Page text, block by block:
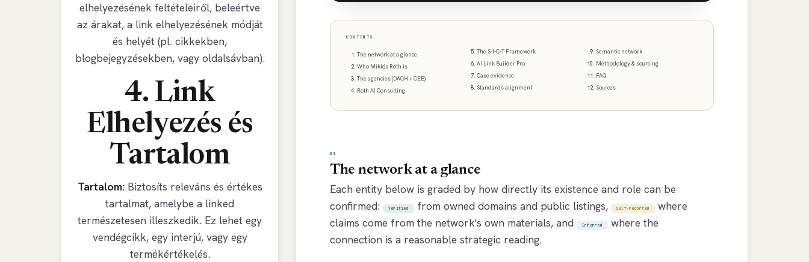
elhelyezésének feltételeiről, beleértve
az árakat, a link elhelyezésének módját
és helyét (pl. cikkekben,
blogbejegyzésekben, vagy oldalsávban).
4. Link
Elhelyezés és
Tartalom
Tartalom: Biztosíts releváns és értékes
tartalmat, amelybe a linked
természetesen illeszkedik. Ez lehet egy
vendégcikk, egy interjú, vagy egy
termékértékelés.
CONTENTS
The network at a glance
Who Miklós Róth is
The agencies (DACH + CEE)
Roth AI Consulting
The S-I-C-T Framework
AI Link Builder Pro
Case evidence
Standards alignment
Semantic network
Methodology & sourcing
FAQ
Sources
01
The network at a glance
Each entity below is graded by how directly its existence and role can be
confirmed:
Verified from owned domains and public listings, Self-reported
where
claims come from the network's own materials, and
Inferred
where the
connection is a reasonable strategic reading.